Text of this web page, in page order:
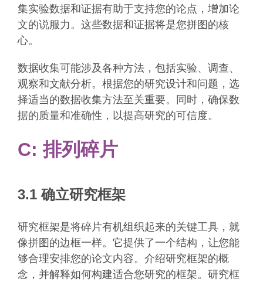
集实验数据和证据有助于支持您的论点，增加论
文的说服力。这些数据和证据将是您拼图的核
心。
数据收集可能涉及各种方法，包括实验、调查、
观察和文献分析。根据您的研究设计和问题，选
择适当的数据收集方法至关重要。同时，确保数
据的质量和准确性，以提高研究的可信度。
C: 排列碎片
3.1 确立研究框架
研究框架是将碎片有机组织起来的关键工具，就
像拼图的边框一样。它提供了一个结构，让您能
够合理安排您的论文内容。介绍研究框架的概
念，并解释如何构建适合您研究的框架。研究框